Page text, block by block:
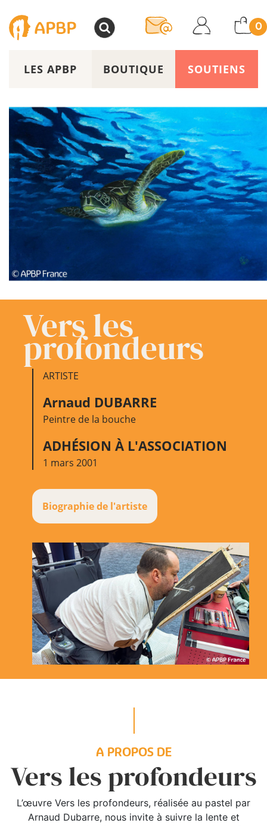
0
LES APBP BOUTIQUE SOUTIENS
Vers les
profondeurs
ARTISTE
Arnaud DUBARRE
Peintre de la bouche
ADHÉSION À L'ASSOCIATION
1 mars 2001
Biographie de l'artiste
A PROPOS DE
Vers les profondeurs
L’œuvre Vers les profondeurs, réalisée au pastel par
Arnaud Dubarre, nous invite à suivre la lente et